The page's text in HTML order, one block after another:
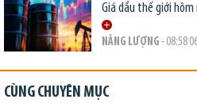
Giá dầu thế giới hôm
NĂNG LƯỢNG - 08:58
CÙNG CHUYÊN MỤC